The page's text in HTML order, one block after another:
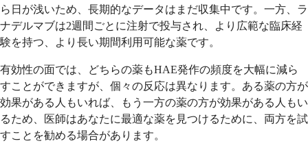
ら日が浅いため、長期的なデータはまだ収集中です。一方、ラ
ナデルマブは2週間ごとに注射で投与され、より広範な臨床経
験を持つ、より長い期間利用可能な薬です。
有効性の面では、どちらの薬もHAE発作の頻度を大幅に減ら
すことができますが、個々の反応は異なります。ある薬の方が
効果がある人もいれば、もう一方の薬の方が効果がある人もい
るため、医師はあなたに最適な薬を見つけるために、両方を試
すことを勧める場合があります。